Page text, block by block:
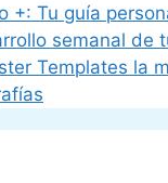
+: Tu guía
semanal de
Templates la